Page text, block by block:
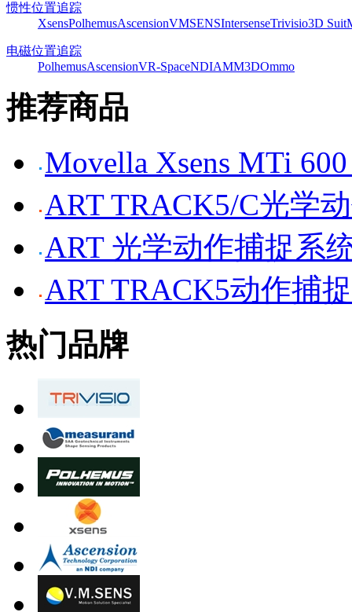
惯性位置追踪
XsensPolhemusAscensionVMSENSIntersenseTrivisio3D Suit
电磁位置追踪
PolhemusAscensionVR-SpaceNDIAMM3DOmmo
推荐商品
Movella Xsens MTi
ART TRACK5/C光学
ART 光学动作捕捉系
ART TRACK5动作捕
热门品牌